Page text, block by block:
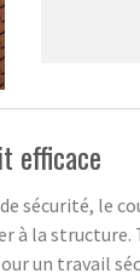
efficace
sécurité, le
à la
un travail